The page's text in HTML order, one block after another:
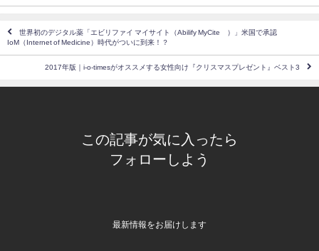
世界初のデジタル薬「エビリファイ マイサイト（Abilify MyCite®）」米国で承認
IoM（Internet of Medicine）時代がついに到来！？
2017年版｜i-o-timesがオススメする女性向け『クリスマスプレゼント』ベスト3
この記事が気に入ったら
フォローしよう
最新情報をお届けします